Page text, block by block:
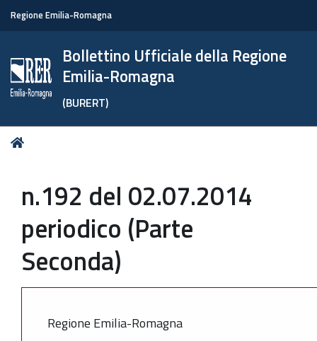
Regione Emilia-Romagna
Bollettino Ufficiale della Regione
Emilia-Romagna
(BURERT)
Tu
n.192 del 02.07.2014
periodico (Parte
Seconda)
Regione Emilia-Romagna